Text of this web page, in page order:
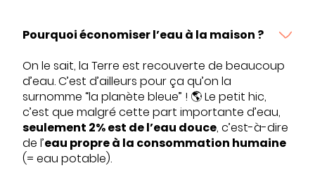
Pourquoi économiser l’eau à la maison ?
On le sait, la Terre est recouverte de beaucoup
d’eau. C’est d’ailleurs pour ça qu’on la
surnomme “la planète bleue” ! 🌎 Le petit hic,
c’est que malgré cette part importante d’eau,
seulement 2% est de l’eau douce, c’est-à-dire
de l’eau propre à la consommation humaine
(= eau potable).